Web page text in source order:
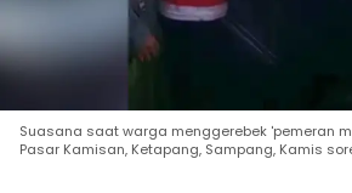
Suasana saat warga menggerebek 'pemeran
Pasar Kamisan, Ketapang, Sampang, Kamis